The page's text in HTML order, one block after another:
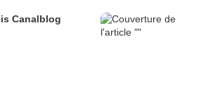
Article publié depuis Canalblog